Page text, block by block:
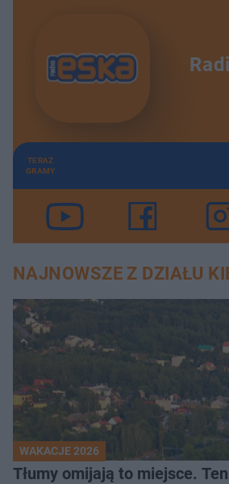
TERAZ
GRAMY
NAJNOWSZE Z DZIAŁU
WAKACJE 2026
Tłumy omijają to miejsce.